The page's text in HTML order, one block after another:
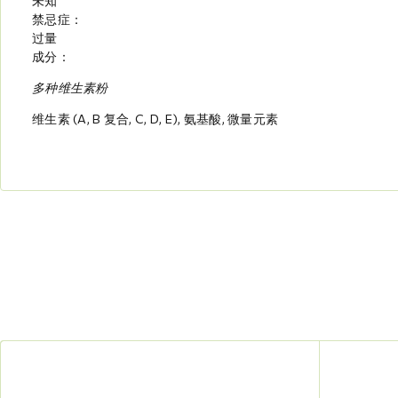
禁忌症：
过量
成分：
多种维生素粉
维生素 (A, B 复合, C, D, E), 氨基酸, 微量元素